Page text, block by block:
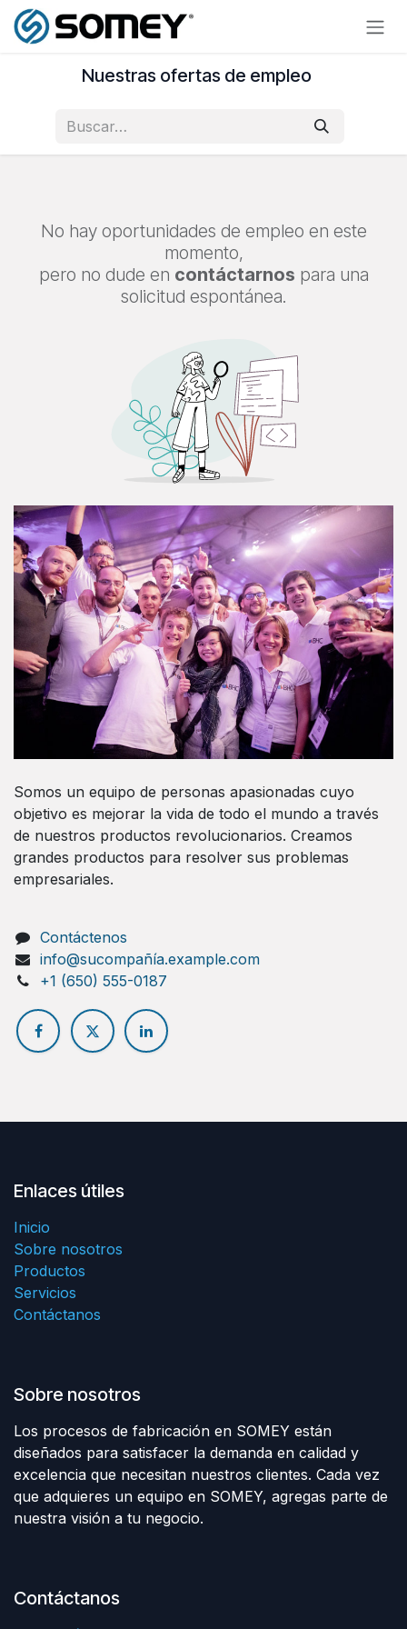
Ir al contenido
Nuestras ofertas de empleo
No hay oportunidades de empleo en este
momento,
pero no dude en contáctarnos para una
solicitud espontánea.
Somos un equipo de personas apasionadas cuyo
objetivo es mejorar la vida de todo el mundo a través
de nuestros productos revolucionarios. Creamos
grandes productos para resolver sus problemas
empresariales.
Contáctenos
info@sucompañía.example.com
+1 (650) 555-0187
Enlaces útiles
Inicio
Sobre nosotros
Productos
Servicios
Contáctanos
Sobre nosotros
Los procesos de fabricación en SOMEY están
diseñados para satisfacer la demanda en calidad y
excelencia que necesitan nuestros clientes. Cada vez
que adquieres un equipo en SOMEY, agregas parte de
nuestra visión a tu negocio.
Contáctanos